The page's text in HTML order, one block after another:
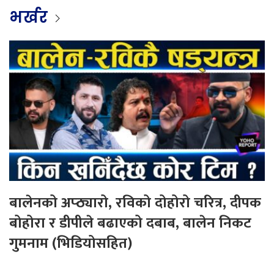
भर्खर
बालेनको अप्ठ्यारो, रविको दोहोरो चरित्र, दीपक
बोहोरा र डीपीले बढाएको दबाब, बालेन निकट
गुमनाम (भिडियोसहित)